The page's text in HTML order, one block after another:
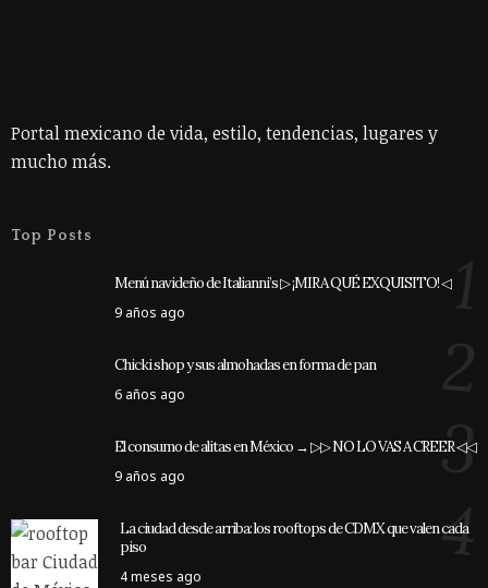
Portal mexicano de vida, estilo, tendencias, lugares y
mucho más.
Top Posts
Menú navideño de Italianni’s ▷ ¡MIRA QUÉ EXQUISITO! ◁
9 años ago
1
Chicki shop y sus almohadas en forma de pan
6 años ago
El consumo de alitas en México → ▷▷ NO LO VAS A CREER ◁◁
9 años ago
3
La ciudad desde arriba: los rooftops de CDMX que valen cada
piso
4 meses ago
4